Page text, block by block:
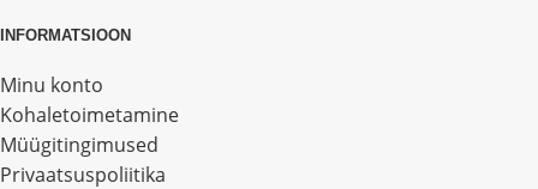
INFORMATSIOON
Minu konto
Kohaletoimetamine
Müügitingimused
Privaatsuspoliitika